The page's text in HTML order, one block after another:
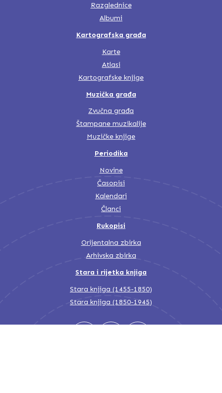
Razglednice
Albumi
Kartografska građa
Karte
Atlasi
Kartografske knjige
Muzička građa
Zvučna građa
Štampane muzikalije
Muzičke knjige
Periodika
Novine
Časopisi
Kalendari
Članci
Rukopisi
Orijentalna zbirka
Arhivska zbirka
Stara i rijetka knjiga
Stara knjiga (1455-1850)
Stara knjiga (1850-1945)